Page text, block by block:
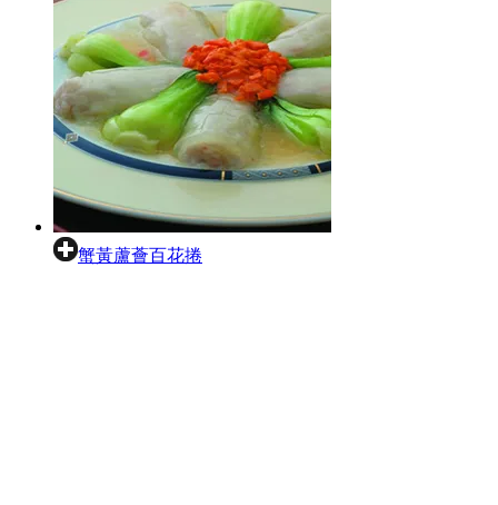
蟹黃蘆薈百花捲